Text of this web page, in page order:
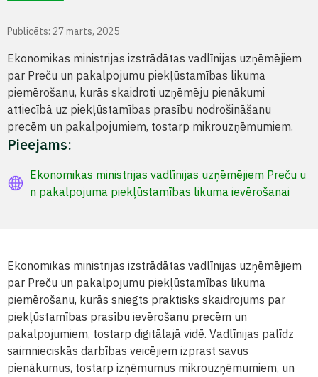
Publicēts: 27 marts, 2025
Ekonomikas ministrijas izstrādātas vadlīnijas uzņēmējiem
par Preču un pakalpojumu piekļūstamības likuma
piemērošanu, kurās skaidroti uzņēmēju pienākumi
attiecībā uz piekļūstamības prasību nodrošināšanu
precēm un pakalpojumiem, tostarp mikrouzņēmumiem.
Pieejams:
Ekonomikas ministrijas vadlīnijas uzņēmējiem Preču u
n pakalpojuma piekļūstamības likuma ievērošanai
Ekonomikas ministrijas izstrādātas vadlīnijas uzņēmējiem
par Preču un pakalpojumu piekļūstamības likuma
piemērošanu, kurās sniegts praktisks skaidrojums par
piekļūstamības prasību ievērošanu precēm un
pakalpojumiem, tostarp digitālajā vidē. Vadlīnijas palīdz
saimnieciskās darbības veicējiem izprast savus
pienākumus, tostarp izņēmumus mikrouzņēmumiem, un